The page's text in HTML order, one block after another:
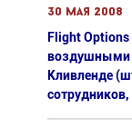
30 мая 2008
Flight
воздушными
Кливленде